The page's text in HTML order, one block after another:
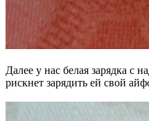
Далее у нас белая зарядка с
рискнет зарядить ей свой